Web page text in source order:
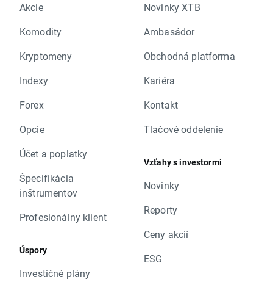
Akcie
Komodity
Kryptomeny
Indexy
Forex
Opcie
Účet a poplatky
Špecifikácia
inštrumentov
Profesionálny klient
Úspory
Investičné plány
Novinky XTB
Ambasádor
Obchodná platforma
Kariéra
Kontakt
Tlačové oddelenie
Vzťahy s investormi
Novinky
Reporty
Ceny akcií
ESG